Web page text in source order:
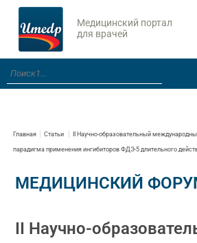
Медицинский портал
для врачей
Главная Статьи II Научно-образовательный
парадигма применения ингибиторов ФДЭ-5 длительного
МЕДИЦИНСКИЙ
II Научно-